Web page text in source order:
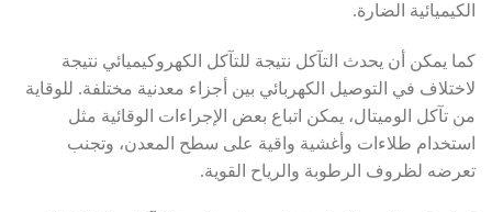
الكيميائية الضارة.
كما يمكن أن يحدث التآكل نتيجة للتآكل الكهروكيميائي نتيجة
لاختلاف في التوصيل الكهربائي بين أجزاء معدنية مختلفة. للوقاية
من تآكل الوميتال، يمكن اتباع بعض الإجراءات الوقائية مثل
استخدام طلاءات وأغشية واقية على سطح المعدن، وتجنب
تعرضه لظروف الرطوبة والرياح القوية.